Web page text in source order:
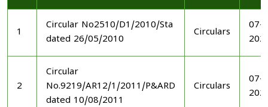
1
Circular No2510/D1/2010/Sta
dated 26/05/2010
Circulars
07-
2
Circular
No.9219/AR12/1/2011/P&ARD
dated 10/08/2011
Circulars
07-